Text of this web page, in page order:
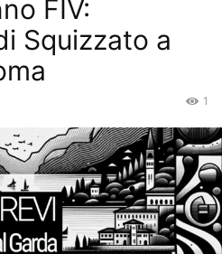
FIV:
Squizzato a
1